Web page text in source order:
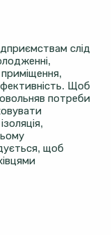
слід
Щоб
потреби
щоб